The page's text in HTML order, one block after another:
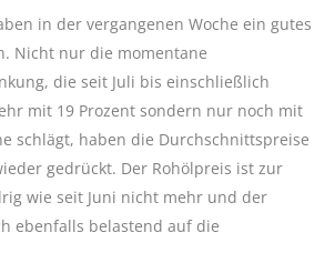
in der vergangenen Woche ein gutes
Nicht nur die momentane
die seit Juli bis einschließlich
mit 19 Prozent sondern nur noch mit
schlägt, haben die Durchschnittspreise
gedrückt. Der Rohölpreis ist zur
wie seit Juni nicht mehr und der
ebenfalls belastend auf die